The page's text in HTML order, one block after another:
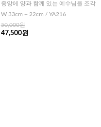
중앙에 양과 함께 있는 예수님을 조각
W 33cm + 22cm / YA216
50,000원
47,500원